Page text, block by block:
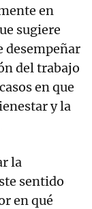
en
sugiere
desempeñar
del trabajo
en que
y la
la
sentido
en qué